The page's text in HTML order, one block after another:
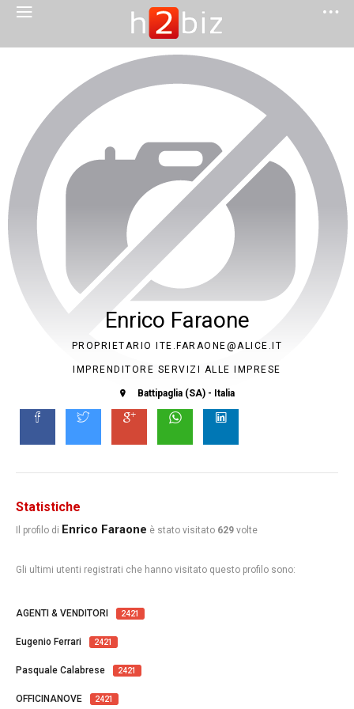
Enrico Faraone
PROPRIETARIO ITE.FARAONE@ALICE.IT
IMPRENDITORE SERVIZI ALLE IMPRESE
Battipaglia (SA) - Italia
Statistiche
Il profilo di Enrico Faraone è stato visitato 629 volte
Gli ultimi utenti registrati che hanno visitato questo profilo sono:
AGENTI & VENDITORI 2421
Eugenio Ferrari 2421
Pasquale Calabrese 2421
OFFICINANOVE 2421